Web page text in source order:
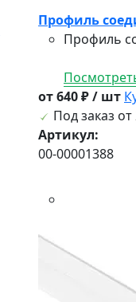
Профиль
Профиль
от 640 ₽ / шт
Под заказ от
Артикул:
00-00001388